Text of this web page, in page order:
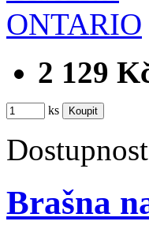
2 129
ks
Dostupnost
Brašna